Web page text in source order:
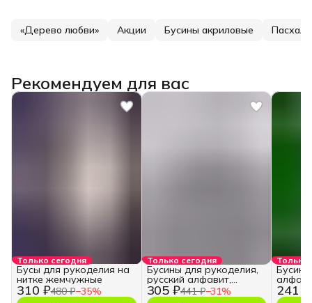
«Дерево любви» Акции Бусины акриловые
Рекомендуем для вас
Только сегодня
310 ₽480 ₽−35%
Бусы для рукоделия на
нитке жемчужные
Только сегодня
305 ₽441 ₽−31%
Бусины для рукоделия,
русский алфавит,
кубики
Только
241 ₽